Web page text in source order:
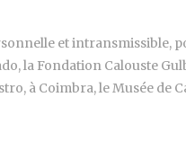
et intransmissible,
la Fondation Calouste
à Coimbra, le Musée de